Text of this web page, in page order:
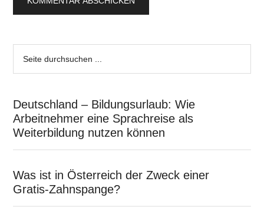
Deutschland – Bildungsurlaub: Wie
Arbeitnehmer eine Sprachreise als
Weiterbildung nutzen können
Was ist in Österreich der Zweck einer
Gratis-Zahnspange?